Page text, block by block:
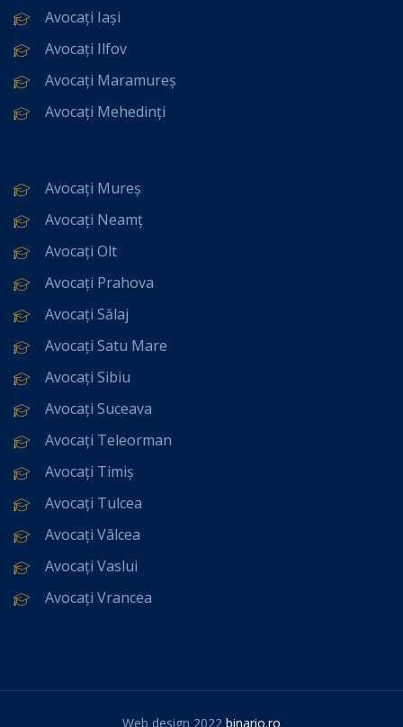
Avocați Iași
Avocați Ilfov
Avocați Maramureș
Avocați Mehedinți
Avocați Mureș
Avocați Neamț
Avocați Olt
Avocați Prahova
Avocați Sălaj
Avocați Satu Mare
Avocați Sibiu
Avocați Suceava
Avocați Teleorman
Avocați Timiș
Avocați Tulcea
Avocați Vâlcea
Avocați Vaslui
Avocați Vrancea
Web design 2022 binario.ro